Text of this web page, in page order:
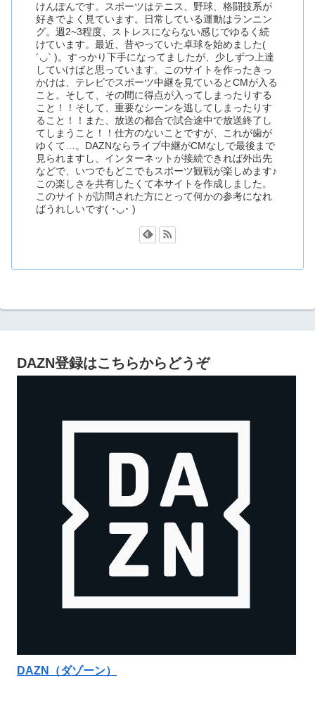
けんぽんです。スポーツはテニス、野球、格闘技系が
好きでよく見ています。日常している運動はランニン
グ。週2~3程度、ストレスにならない感じでゆるく続
けています。最近、昔やっていた卓球を始めました(
´◡` )。すっかり下手になってましたが、少しずつ上達
していけばと思っています。このサイトを作ったきっ
かけは、テレビでスポーツ中継を見ているとCMが入る
こと。そして、その間に得点が入ってしまったりする
こと！！そして、重要なシーンを逃してしまったりす
ること！！また、放送の都合で試合途中で放送終了し
てしまうこと！！仕方のないことですが、これが歯が
ゆくて…。DAZNならライブ中継がCMなしで最後まで
見られますし、インターネットが接続できれば外出先
などで、いつでもどこでもスポーツ観戦が楽しめます♪
この楽しさを共有したくて本サイトを作成しました。
このサイトが訪問された方にとって何かの参考になれ
ばうれしいです( ･◡･ )
DAZN登録はこちらからどうぞ
DAZN（ダゾーン）